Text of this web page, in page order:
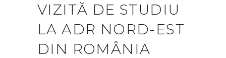
VIZITĂ DE STUDIU
LA ADR NORD-EST
DIN ROMÂNIA